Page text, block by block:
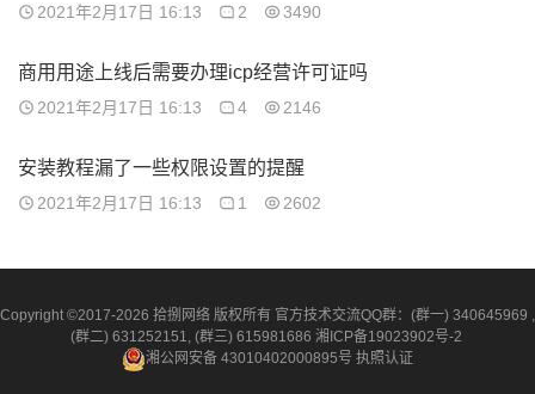
2021年2月17日 16:13 2 3490
商用用途上线后需要办理icp经营许可证吗
2021年2月17日 16:13 4 2146
安装教程漏了一些权限设置的提醒
2021年2月17日 16:13 1 2602
Copyright ©2017-2026 拾捌网络 版权所有 官方技术交流QQ群：(群一) 340645969 ,
(群二) 631252151, (群三) 615981686 湘ICP备19023902号-2
湘公网安备 43010402000895号 执照认证